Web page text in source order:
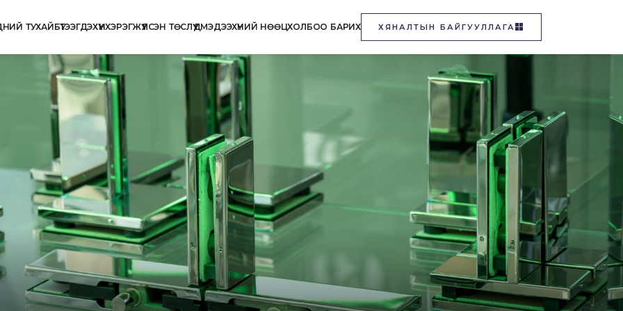
ТУХАЙБҮТЭЭГДЭХҮҮНХЭРЭГЖҮҮЛСЭН ТӨСЛҮҮДМЭДЭЭХҮНИЙ НӨӨЦХОЛБОО БАРИХ ХЯНАЛТЫН БАЙГУУЛЛАГА